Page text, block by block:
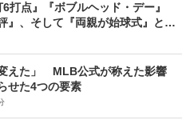
打点』『ボブルヘッド・デー』
』、そして『両親が始球式』と特
の1日
えた」 MLB公式が称えた影響
せた4つの要素